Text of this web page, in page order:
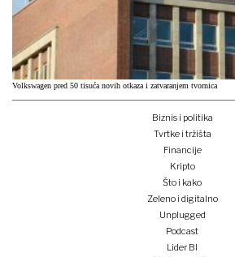
Volkswagen pred 50 tisuća novih otkaza i zatvaranjem tvornica
Biznis i politika
Tvrtke i tržišta
Financije
Kripto
Što i kako
Zeleno i digitalno
Unplugged
Podcast
Lider BI